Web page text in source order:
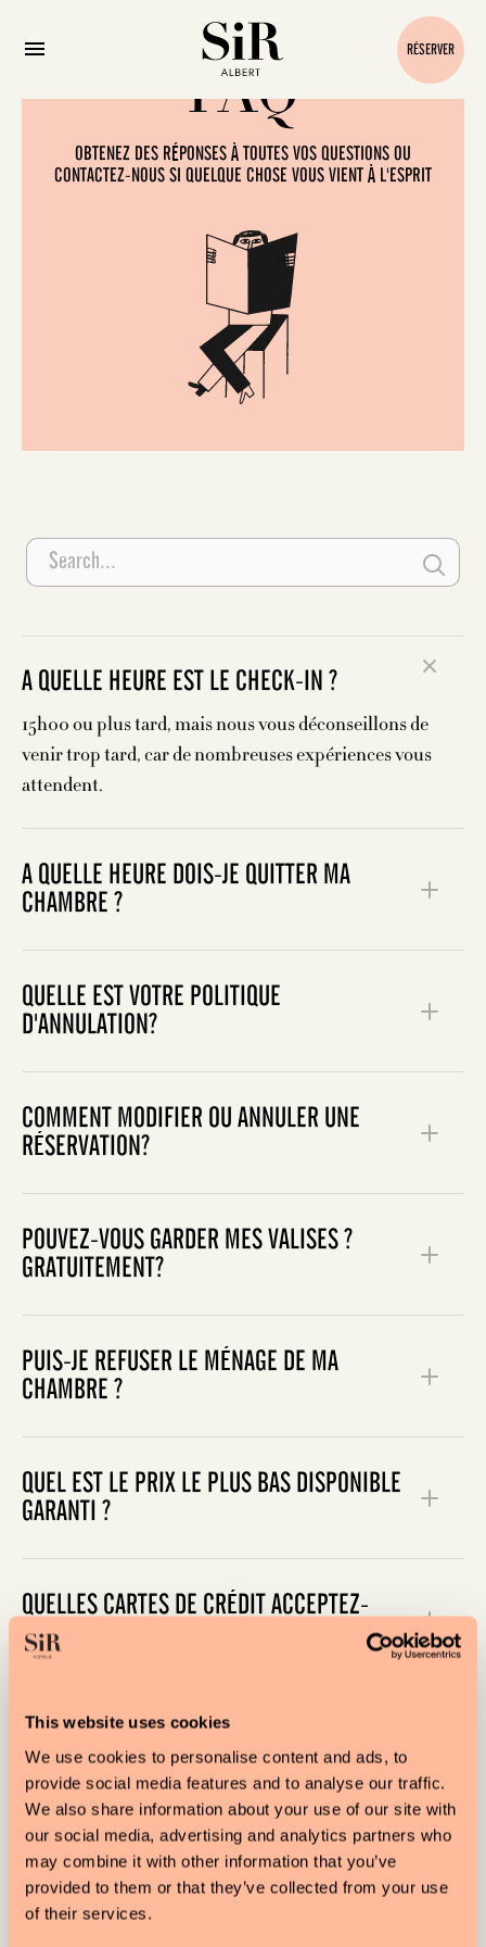
This website uses cookies
We use cookies to personalise content and ads, to
provide social media features and to analyse our traffic.
We also share information about your use of our site with
our social media, advertising and analytics partners who
may combine it with other information that you’ve
provided to them or that they’ve collected from your use
of their services.
RÉSERVER
FAQ
OBTENEZ DES RÉPONSES À TOUTES VOS QUESTIONS OU
CONTACTEZ-NOUS SI QUELQUE CHOSE VOUS VIENT À L'ESPRIT
A QUELLE HEURE EST LE CHECK-IN ?
15h00 ou plus tard, mais nous vous déconseillons de
venir trop tard, car de nombreuses expériences vous
attendent.
A QUELLE HEURE DOIS-JE QUITTER MA
CHAMBRE ?
QUELLE EST VOTRE POLITIQUE
D'ANNULATION?
COMMENT MODIFIER OU ANNULER UNE
RÉSERVATION?
POUVEZ-VOUS GARDER MES VALISES ?
GRATUITEMENT?
PUIS-JE REFUSER LE MÉNAGE DE MA
CHAMBRE ?
QUEL EST LE PRIX LE PLUS BAS DISPONIBLE
GARANTI ?
QUELLES CARTES DE CRÉDIT ACCEPTEZ-
VOUS ?
QUELLE EST VOTRE POLITIQUE POUR LES
ANIMAUX DE COMPAGNIE ?
QUELLE EST LA TENSION DE L'ÉLECTRICITÉ
DANS VOS HÔTELS ?